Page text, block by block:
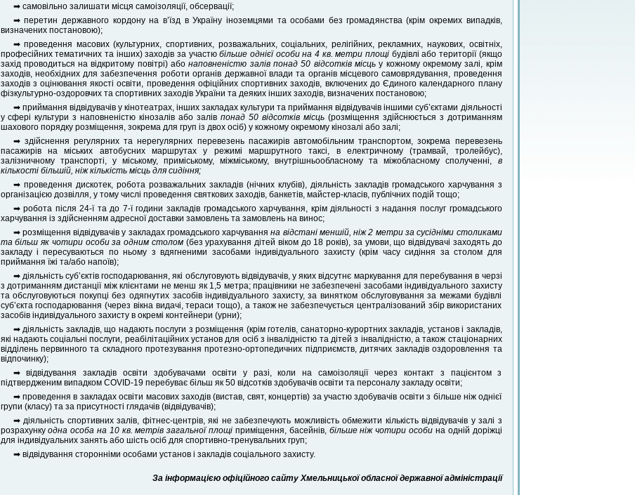
➡ самовільно залишати місця самоізоляції, обсервації;
➡ перетин державного кордону на в’їзд в Україну іноземцями та особами без громадянства (крім окремих випадків,
визначених постановою);
➡ проведення масових (культурних, спортивних, розважальних, соціальних, релігійних, рекламних, наукових, освітніх,
професійних тематичних та інших) заходів за участюбільше однієї особи на 4 кв. метри площібудівлі або території (якщо
захід проводиться на відкритому повітрі) абонаповненістю залів понад 50 відсотків місцьу кожному окремому залі, крім
заходів, необхідних для забезпечення роботи органів державної влади та органів місцевого самоврядування, проведення
заходів з оцінювання якості освіти, проведення офіційних спортивних заходів, включених до Єдиного календарного плану
фізкультурно-оздоровчих та спортивних заходів України та деяких інших заходів, визначених постановою;
➡ приймання відвідувачів у кінотеатрах, інших закладах культури та приймання відвідувачів іншими суб’єктами діяльності
у сфері культури з наповненістю кінозалів або залів понад 50 відсотків місць(розміщення здійснюється з дотриманням
шахового порядку розміщення, зокрема для груп із двох осіб) у кожному окремому кінозалі або залі;
➡ здійснення регулярних та нерегулярних перевезень пасажирів автомобільним транспортом, зокрема перевезень
пасажирів на міських автобусних маршрутах у режимі маршрутного таксі, в електричному (трамвай, тролейбус),
залізничному транспорті, у міському, приміському, міжміському, внутрішньообласному та міжобласному сполученні, в
кількості більшій, ніж кількість місць для сидіння;
➡ проведення дискотек, робота розважальних закладів (нічних клубів), діяльність закладів громадського харчування з
організацією дозвілля, у тому числі проведення святкових заходів, банкетів, майстер-класів, публічних подій тощо;
➡ робота після 24-ї та до 7-ї години закладів громадського харчування, крім діяльності з надання послуг громадського
харчування із здійсненням адресної доставки замовлень та замовлень на винос;
➡ розміщення відвідувачів у закладах громадського харчуванняна відстані меншій, ніж 2 метри за сусідніми столиками
та більш як чотири особи за одним столом(без урахування дітей віком до 18 років), за умови, що відвідувачі заходять до
закладу і пересуваються по ньому з вдягненими засобами індивідуального захисту (крім часу сидіння за столом для
приймання їжі та/або напоїв);
➡ діяльність суб’єктів господарювання, які обслуговують відвідувачів, у яких відсутнє маркування для перебування в черзі
з дотриманням дистанції між клієнтами не менш як 1,5 метра; працівники не забезпечені засобами індивідуального захисту
та обслуговуються покупці без одягнутих засобів індивідуального захисту, за винятком обслуговування за межами будівлі
суб’єкта господарювання (через вікна видачі, тераси тощо), а також не забезпечується централізований збір використаних
засобів індивідуального захисту в окремі контейнери (урни);
➡ діяльність закладів, що надають послуги з розміщення (крім готелів, санаторно-курортних закладів, установ і закладів,
які надають соціальні послуги, реабілітаційних установ для осіб з інвалідністю та дітей з інвалідністю, а також стаціонарних
відділень первинного та складного протезування протезно-ортопедичних підприємств, дитячих закладів оздоровлення та
відпочинку);
➡ відвідування закладів освіти здобувачами освіти у разі, коли на самоізоляції через контакт з пацієнтом з
підтвердженим випадком COVID-19 перебуває більш як 50 відсотків здобувачів освіти та персоналу закладу освіти;
➡ проведення в закладах освіти масових заходів (вистав, свят, концертів) за участю здобувачів освіти з більше ніж однієї
групи (класу) та за присутності глядачів (відвідувачів);
➡ діяльність спортивних залів, фітнес-центрів, які не забезпечують можливість обмежити кількість відвідувачів у залі з
розрахункуодна особа на 10 кв. метрів загальної площі приміщення, басейнів, більше ніж чотири особи на одній доріжці
для індивідуальних занять або шість осіб для спортивно-тренувальних груп;
➡ відвідування сторонніми особами установ і закладів соціального захисту.
За інформацією офіційного сайту Хмельницької обласної державної адміністрації